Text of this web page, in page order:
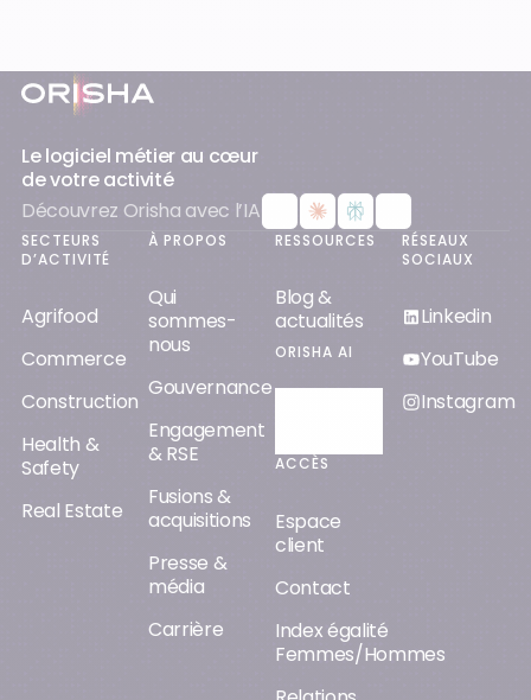
Pied-de-page
Le logiciel métier au cœur
de votre activité
Découvrez Orisha avec l’IA
SECTEURS
D’ACTIVITÉ
Agrifood
Commerce
Construction
Health &
Safety
Real Estate
À PROPOS
Qui
sommes-
nous
Gouvernance
Engagement
& RSE
Fusions &
acquisitions
Presse &
média
Carrière
RESSOURCES
Blog &
actualités
ORISHA AI
ACCÈS
Espace
client
Contact
Index égalité
Femmes/Hommes
RÉSEAUX
SOCIAUX
Linkedin
YouTube
Instagram